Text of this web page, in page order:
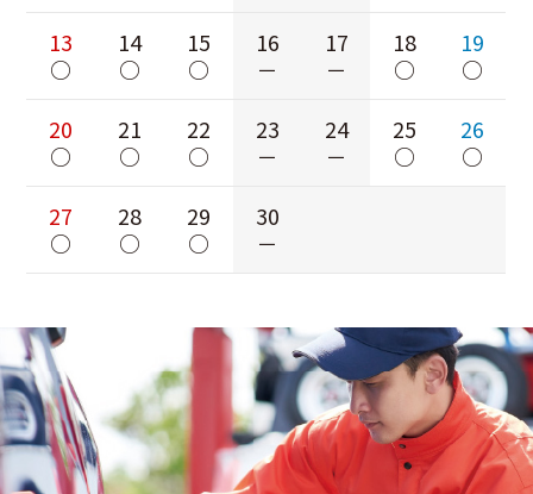
13
○
14
○
15
○
16
－
17
－
18
○
19
○
20
○
21
○
22
○
23
－
24
－
25
○
26
○
27
○
28
○
29
○
30
－